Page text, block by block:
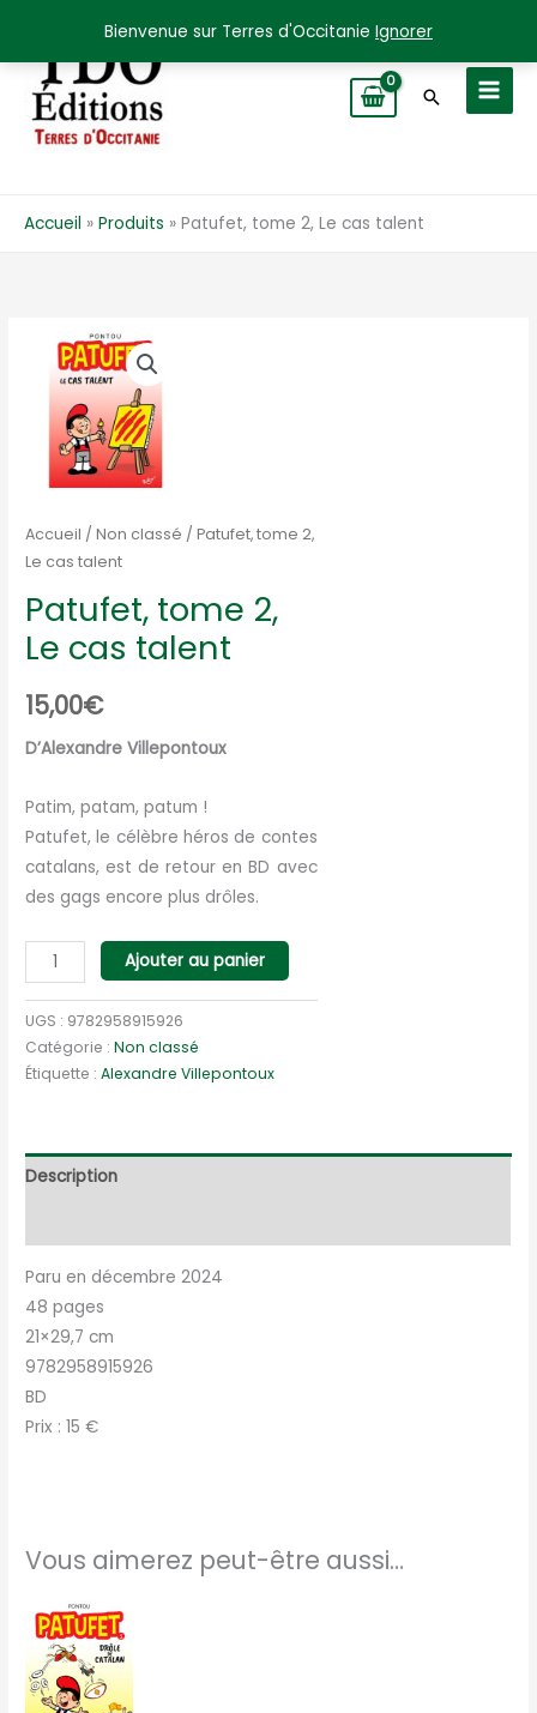
Bienvenue sur Terres d'Occitanie Ignorer
contenu
Accueil Produits Patufet, tome 2, Le cas talent
Accueil /Non classé / Patufet, tome 2,
Le cas talent
Patufet, tome 2,
Le cas talent
15,00€
D’Alexandre Villepontoux
Patim, patam, patum !
Patufet, le célèbre héros de contes
catalans, est de retour en BD avec
des gags encore plus drôles.
quantité
de
Patufet,
tome
2,
talent
Ajouter au panier
UGS : 9782958915926
Catégorie :Non classé
Étiquette :Alexandre Villepontoux
Description
Paru en décembre 2024
48 pages
21×29,7 cm
9782958915926
BD
Prix : 15 €
Vous aimerez peut-être aussi…